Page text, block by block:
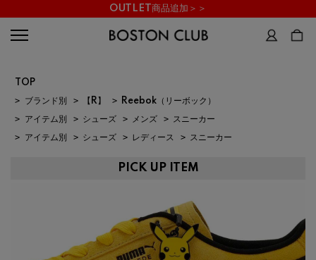
OUTLET商品追加＞＞
TOP
> ブランド別 > 【R】 > Reebok（リーボック）
> アイテム別 > シューズ > メンズ > スニーカー
> アイテム別 > シューズ > レディース > スニーカー
PICK UP ITEM